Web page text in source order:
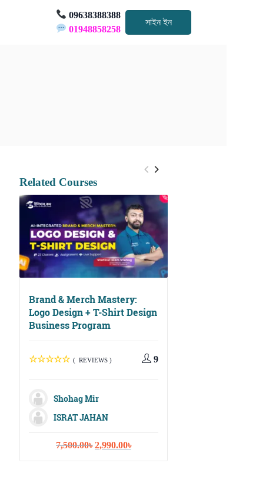
09638388388
01948858258
সাইন ইন
Related Courses
Brand & Merch Mastery:
Logo Design + T-Shirt Design
Business Program
( REVIEWS ) 9
Shohag Mir
ISRAT JAHAN
7,500.00৳ Original
2,990.00৳Current